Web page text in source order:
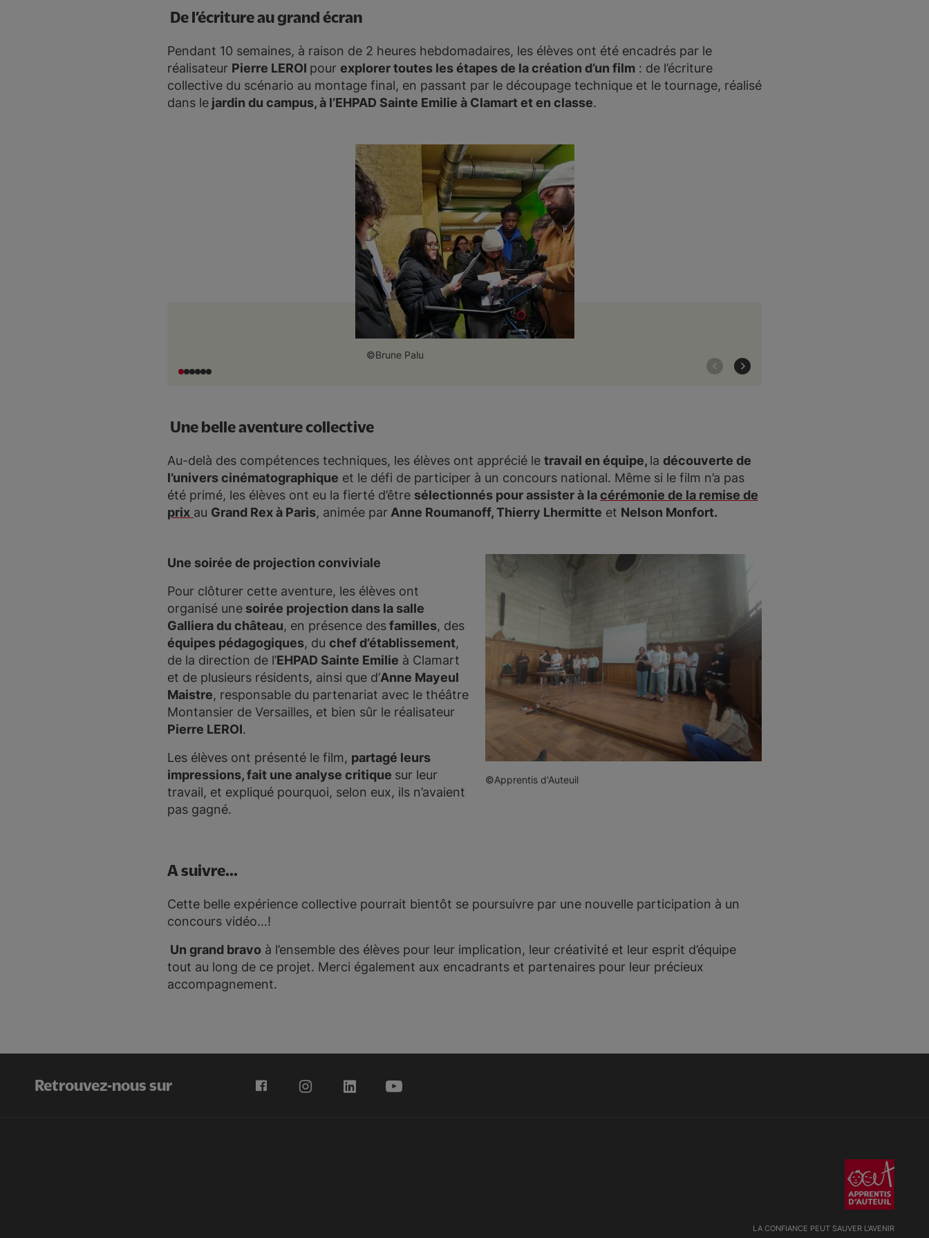
De l’écriture au grand écran
Pendant 10 semaines, à raison de 2 heures hebdomadaires, les élèves ont été encadrés par le
réalisateur Pierre LEROI pour explorer toutes les étapes de la création d’un film : de l’écriture
collective du scénario au montage final, en passant par le découpage technique et le tournage, réalisé
dans le jardin du campus, à l’EHPAD Sainte Emilie à Clamart et en classe.
©Brune Palu
Une belle aventure collective
Au-delà des compétences techniques, les élèves ont apprécié le travail en équipe, la découverte de
l’univers cinématographique et le défi de participer à un concours national. Même si le film n’a pas
été primé, les élèves ont eu la fierté d’être sélectionnés pour assister à lacérémonie de la remise de
prix au Grand Rex à Paris, animée par Anne Roumanoff, Thierry Lhermitte et Nelson Monfort.
©Apprentis d'Auteuil
Une soirée de projection conviviale
Pour clôturer cette aventure, les élèves ont
organisé une soirée projection dans la salle
Galliera du château, en présence desfamilles, des
équipes pédagogiques, du chef d’établissement,
de la direction de l’EHPAD Sainte Emilie à Clamart
et de plusieurs résidents, ainsi que d’Anne Mayeul
Maistre, responsable du partenariat avec le théâtre
Montansier de Versailles, et bien sûr le réalisateur
Pierre LEROI.
Les élèves ont présenté le film, partagé leurs
impressions, fait une analyse critique sur leur
travail, et expliqué pourquoi, selon eux, ils n’avaient
pas gagné.
A suivre...
Cette belle expérience collective pourrait bientôt se poursuivre par une nouvelle participation à un
concours vidéo…!
Un grand bravo à l’ensemble des élèves pour leur implication, leur créativité et leur esprit d’équipe
tout au long de ce projet. Merci également aux encadrants et partenaires pour leur précieux
accompagnement.
Retrouvez-nous sur
LA CONFIANCE PEUT SAUVER L'AVENIR